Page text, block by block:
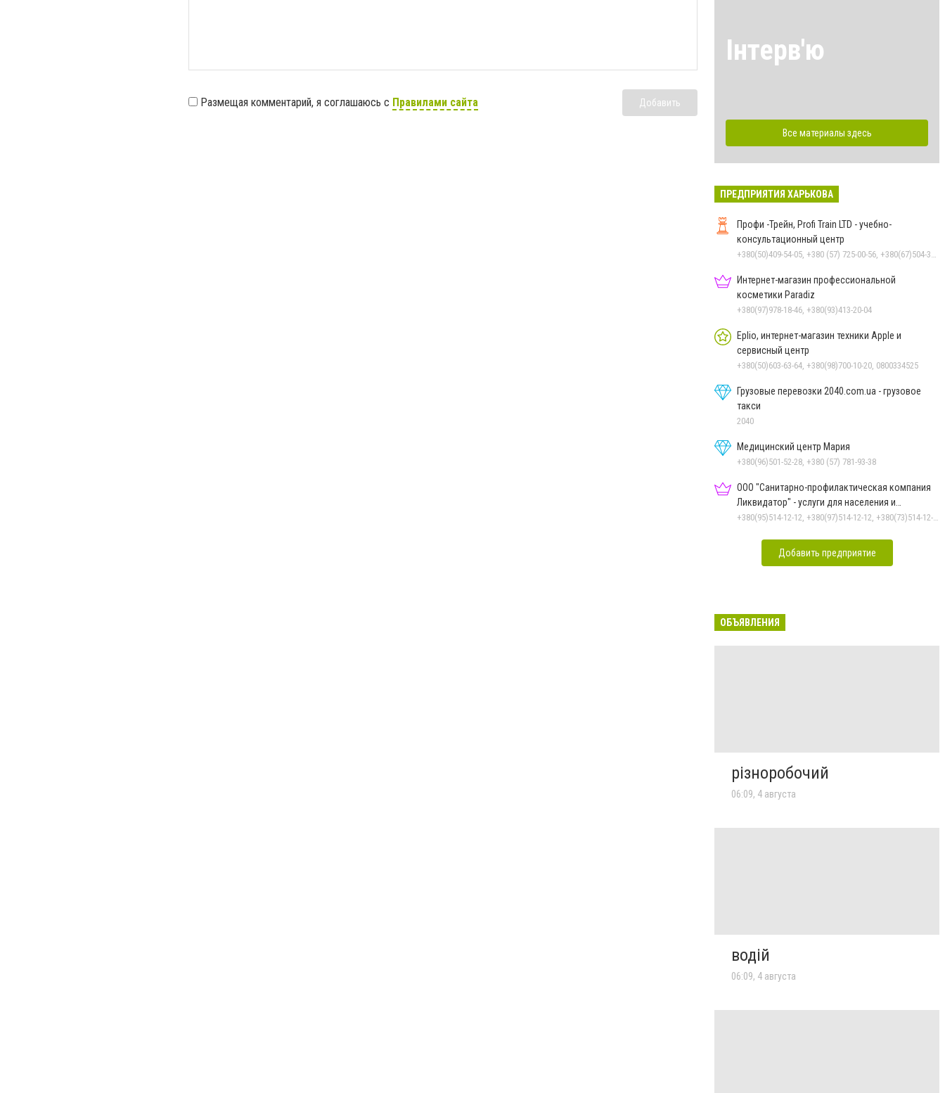
Размещая комментарий, я соглашаюсь с Правилами сайта Добавить
Інтерв'ю
Все материалы здесь
ПРЕДПРИЯТИЯ ХАРЬКОВА
Профи -Трейн, Profi Train LTD - учебно-
консультационный центр
Интернет-магазин профессиональной
косметики Paradiz
+380(97)978-18-46, +380(93)413-20-04
Eplio, интернет-магазин техники Apple и
сервисный центр
+380(50)603-63-64, +380(98)700-10-20, 0800334525
Грузовые перевозки 2040.com.ua - грузовое
такси
2040
Медицинский центр Мария
+380(96)501-52-28, +380 (57) 781-93-38
ООО "Санитарно-профилактическая компания
Ликвидатор" - услуги для населения и
предприятий
Добавить предприятие
ОБЪЯВЛЕНИЯ
різноробочий
06:09, 4 августа
водій
06:09, 4 августа